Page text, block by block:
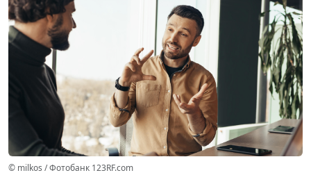
© milkos / Фотобанк 123RF.com